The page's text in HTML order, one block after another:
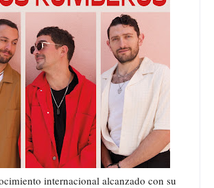
internacional alcanzado con su